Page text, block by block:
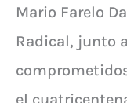
Mario Farelo
Radical, junto